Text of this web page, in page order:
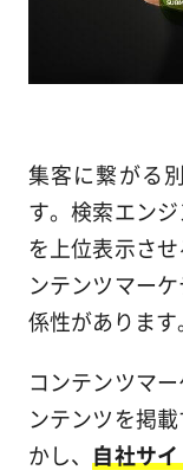
集客に繋がる
す。検索エン
を上位表示さ
ンテンツマー
係性があります
コンテンツマ
ンテンツを掲
かし、自社サ